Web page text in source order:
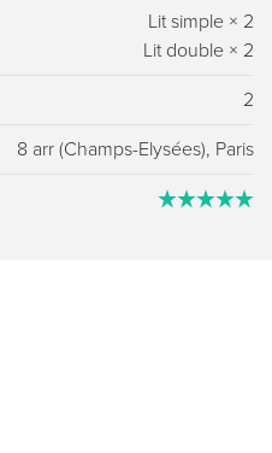
Lit simple × 2
Lit double × 2
2
8 arr (Champs-Elysées), Paris